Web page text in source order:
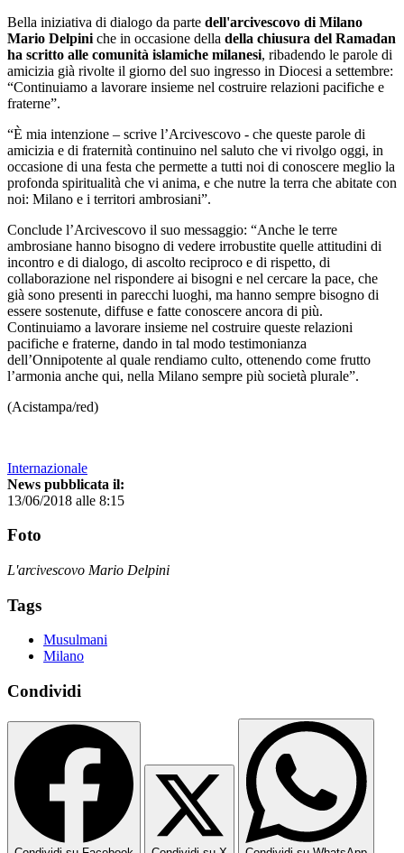
Bella iniziativa di dialogo da parte dell'arcivescovo di Milano
Mario Delpini che in occasione della della chiusura del Ramadan
ha scritto alle comunità islamiche milanesi, ribadendo le parole di
amicizia già rivolte il giorno del suo ingresso in Diocesi a settembre:
“Continuiamo a lavorare insieme nel costruire relazioni pacifiche e
fraterne”.
“È mia intenzione – scrive l’Arcivescovo - che queste parole di
amicizia e di fraternità continuino nel saluto che vi rivolgo oggi, in
occasione di una festa che permette a tutti noi di conoscere meglio la
profonda spiritualità che vi anima, e che nutre la terra che abitate con
noi: Milano e i territori ambrosiani”.
Conclude l’Arcivescovo il suo messaggio: “Anche le terre
ambrosiane hanno bisogno di vedere irrobustite quelle attitudini di
incontro e di dialogo, di ascolto reciproco e di rispetto, di
collaborazione nel rispondere ai bisogni e nel cercare la pace, che
già sono presenti in parecchi luoghi, ma hanno sempre bisogno di
essere sostenute, diffuse e fatte conoscere ancora di più.
Continuiamo a lavorare insieme nel costruire queste relazioni
pacifiche e fraterne, dando in tal modo testimonianza
dell’Onnipotente al quale rendiamo culto, ottenendo come frutto
l’armonia anche qui, nella Milano sempre più società plurale”.
(Acistampa/red)
Internazionale
News pubblicata il:
13/06/2018 alle 8:15
Foto
L'arcivescovo Mario Delpini
Tags
Musulmani
Milano
Condividi